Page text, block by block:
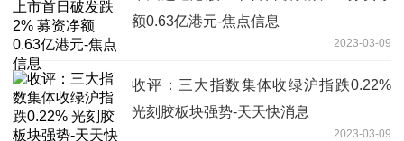
额0.63亿港元-焦点信息
2023-03-09
收评：三大指数集体收绿沪指跌0.22%
光刻胶板块强势-天天快消息
2023-03-09